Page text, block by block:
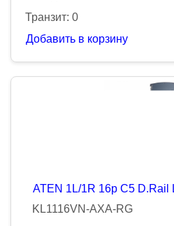
Транзит: 0
Добавить в корзину
ATEN 1L/1R 16p C5 D.Rail
KL1116VN-AXA-RG